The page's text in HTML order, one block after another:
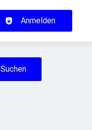
Anmelden
Suchen